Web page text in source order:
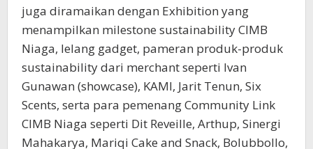
juga diramaikan dengan Exhibition yang
menampilkan milestone sustainability CIMB
Niaga, lelang gadget, pameran produk-produk
sustainability dari merchant seperti Ivan
Gunawan (showcase), KAMI, Jarit Tenun, Six
Scents, serta para pemenang Community Link
CIMB Niaga seperti Dit Reveille, Arthup, Sinergi
Mahakarya, Mariqi Cake and Snack, Bolubbollo,